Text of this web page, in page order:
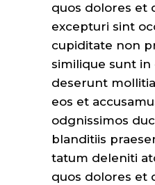
quos dolores et
excepturi sint
cupiditate non
similique sunt in
deserunt
eos et
odgnissimos
blanditiis
tatum deleniti
quos dolores et